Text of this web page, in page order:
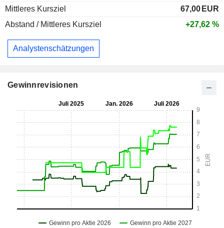
Mittleres Kursziel
67,00 EUR
Abstand / Mittleres Kursziel
+27,62 %
Analystenschätzungen
Gewinnrevisionen